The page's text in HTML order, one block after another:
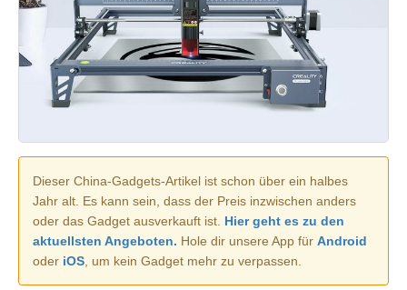
Dieser China-Gadgets-Artikel ist schon über ein halbes
Jahr alt. Es kann sein, dass der Preis inzwischen anders
oder das Gadget ausverkauft ist. Hier geht es zu den
aktuellsten Angeboten. Hole dir unsere App für Android
oder iOS , um kein Gadget mehr zu verpassen.